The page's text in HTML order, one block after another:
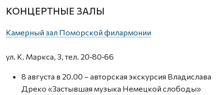
КОНЦЕРТНЫЕ ЗАЛЫ
Камерный зал Поморской филармонии
ул. К. Маркса, 3, тел. 20‑80‑66
8 августа в 20.00 – авторская экскурсия Владислава
Дреко «Застывшая музыка Немецкой слободы»